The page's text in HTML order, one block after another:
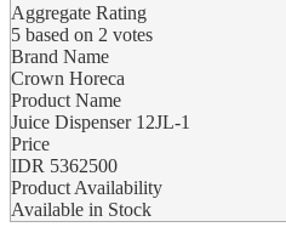
Aggregate Rating
5 based on 2 votes
Brand Name
Crown Horeca
Product Name
Juice Dispenser 12JL-1
Price
IDR 5362500
Product Availability
Available in Stock